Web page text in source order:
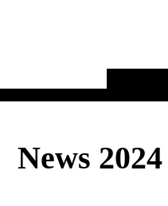
News 2024